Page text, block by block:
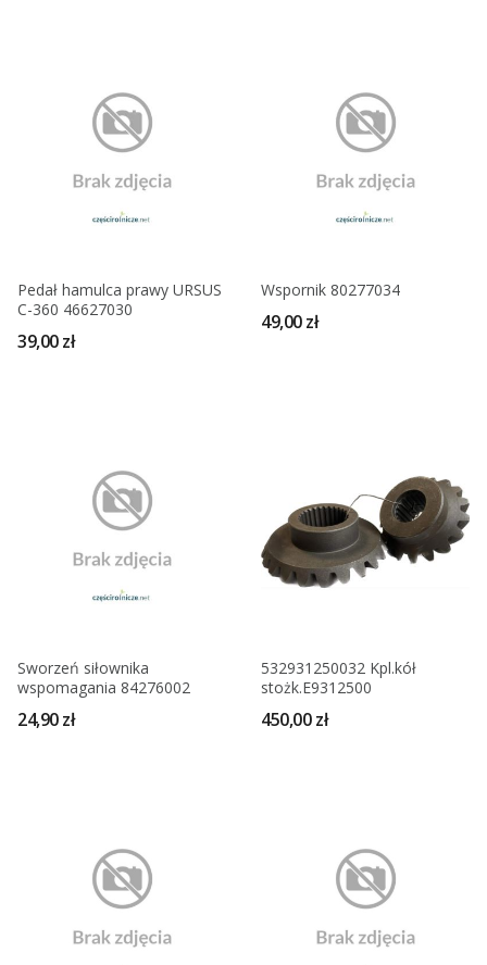
Pedał hamulca prawy URSUS
C-360 46627030
39,00 zł
Wspornik 80277034
49,00 zł
Sworzeń siłownika
wspomagania 84276002
24,90 zł
532931250032 Kpl.kół
stożk.E9312500
450,00 zł